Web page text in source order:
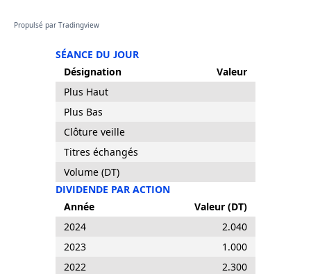
Propulsé par Tradingview
SÉANCE DU JOUR
Désignation
Valeur
Plus Haut
Plus Bas
Clôture veille
Titres échangés
Volume (DT)
DIVIDENDE PAR ACTION
Année
Valeur (DT)
2024
2.040
2023
1.000
2022
2.300